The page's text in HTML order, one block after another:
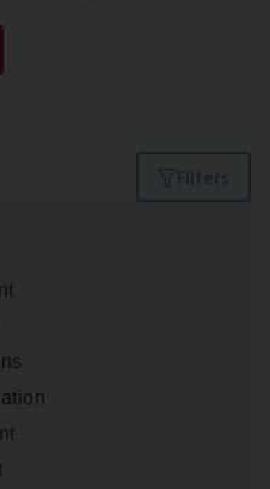
Filters
Inkomen
Van­b­